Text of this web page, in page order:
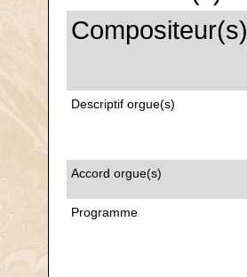
Compositeur(s)
Descriptif orgue(s)
Accord orgue(s)
Programme